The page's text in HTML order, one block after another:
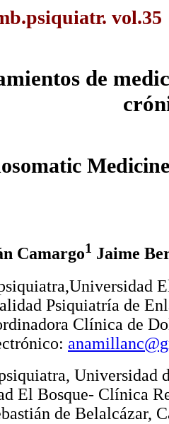
de
Camargo1 Jaime
Psiquiatría de
Clínica de
Universidad
El Bosque- Clínica
de Belalcázar,